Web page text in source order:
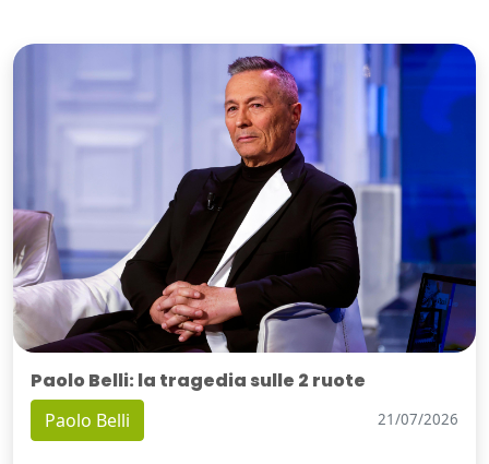
Paolo Belli: la tragedia sulle 2 ruote
Paolo Belli 21/07/2026